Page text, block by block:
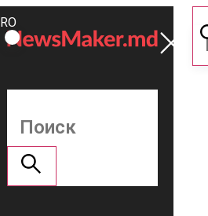
ROMÂNĂ
RU
Поддержать
NM